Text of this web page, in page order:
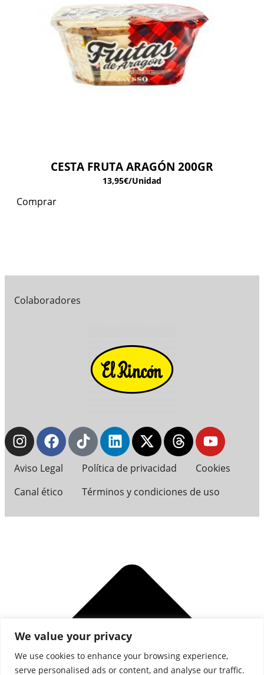
We value your privacy
We use cookies to enhance your browsing experience,
serve personalised ads or content, and analyse our traffic.
CESTA FRUTA ARAGÓN 200GR
13,95€/Unidad
Comprar
Colaboradores
Aviso Legal Política de privacidad
Cookies
Canal ético
Términos y condiciones de uso